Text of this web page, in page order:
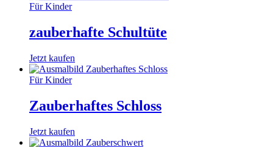
Für Kinder
zauberhafte Schultüte
Jetzt kaufen
Für Kinder
Zauberhaftes Schloss
Jetzt kaufen